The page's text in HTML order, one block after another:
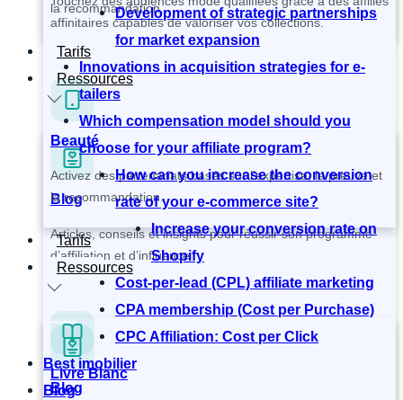
la recommandation.
Tarifs
Ressources
Blog
Articles, conseils et insights pour réussir son programme
d’affiliation et d’influence
Livre Blanc
affinitaires capables de valoriser vos collections.
Beauté
Activez des partenariats basés sur l’expertise, la preuve et
la recommandation.
Tarifs
Ressources
Blog
Development of strategic partnerships
for market expansion
Innovations in acquisition strategies for e-
tailers
Which compensation model should you
choose for your affiliate program?
How can you increase the conversion
rate of your e-commerce site?
Increase your conversion rate on
Shopify
Cost-per-lead (CPL) affiliate marketing
CPA membership (Cost per Purchase)
CPC Affiliation: Cost per Click
Best imobilier
Blog